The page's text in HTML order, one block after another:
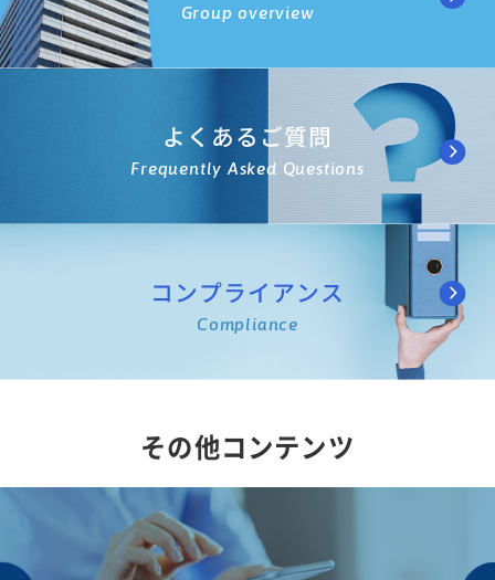
Group overview
よくあるご質問
Frequently Asked Questions
コンプライアンス
Compliance
その他コンテンツ